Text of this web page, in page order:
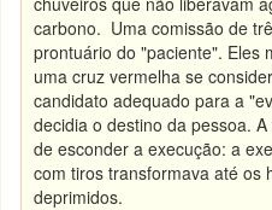
carbono. Uma comissão de
prontuário do "paciente". Eles
uma cruz vermelha se
candidato adequado para a
decidia o destino da pessoa.
de esconder a execução: a
com tiros transformava até os
deprimidos.